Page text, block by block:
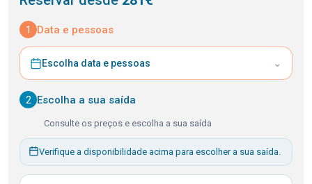
1 Data e pessoas
Escolha data e pessoas ⌄
2 Escolha a sua saída
Consulte os preços e escolha a sua saída
Verifique a disponibilidade acima para escolher a sua saída.